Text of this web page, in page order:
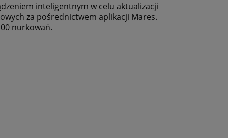
inteligentnym w celu aktualizacji
za pośrednictwem aplikacji Mares.
nurkowań.